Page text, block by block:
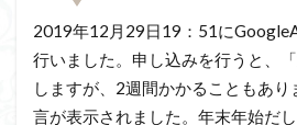
2019年12 月 29日19 ： 51に
行いました。申し込みを行うと、
しますが、 2週間かかることもあり
言が表示されました。年末年始だ